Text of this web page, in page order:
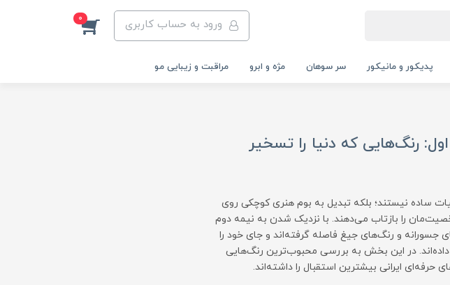
ورود به حساب کاربری 0
پدیکور و مانیکور سر سوهان مژه و ابرو مراقبت و زیبایی مو
۲۰۲۵ – بخش اول: رنگ‌هایی که دنیا را تسخیر
ساده نیستند؛ بلکه تبدیل به بوم هنری کوچکی روی
را بازتاب می‌دهند. با نزدیک شدن به نیمه دوم
جسورانه و رنگ‌های جیغ فاصله گرفته‌اند و جای خود را
داده‌اند. در این بخش به بررسی محبوب‌ترین رنگ‌هایی
ایرانی بیشترین استقبال را داشته‌اند.